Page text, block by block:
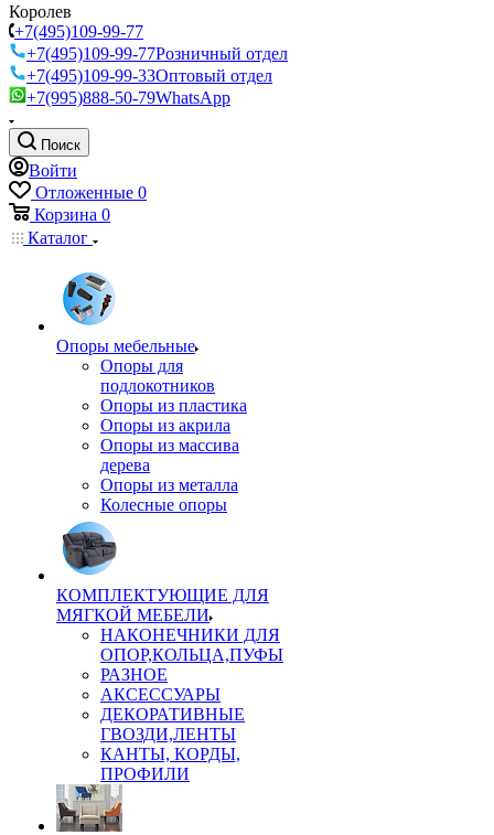
Королев
+7(495)109-99-77
+7(495)109-99-77Розничный отдел
+7(495)109-99-33Оптовый отдел
+7(995)888-50-79WhatsApp
Поиск
Войти
Отложенные 0
Корзина 0
Каталог
Опоры мебельные
Опоры для
подлокотников
Опоры из пластика
Опоры из акрила
Опоры из массива
дерева
Опоры из металла
Колесные опоры
КОМПЛЕКТУЮЩИЕ ДЛЯ
МЯГКОЙ МЕБЕЛИ
НАКОНЕЧНИКИ ДЛЯ
ОПОР,КОЛЬЦА,ПУФЫ
РАЗНОЕ
АКСЕССУАРЫ
ДЕКОРАТИВНЫЕ
ГВОЗДИ,ЛЕНТЫ
КАНТЫ, КОРДЫ,
ПРОФИЛИ